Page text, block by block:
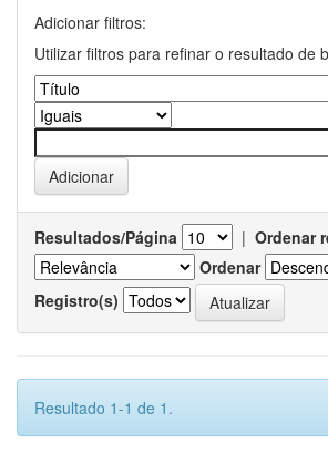
Adicionar filtros:
Utilizar filtros para refinar o resultado de
Resultados/Página | Ordenar
Ordenar
Registro(s)
Resultado 1-1 de 1.